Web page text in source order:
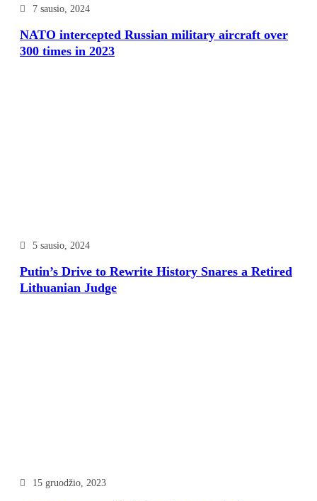
7 sausio, 2024
NATO intercepted Russian military aircraft over
300 times in 2023
5 sausio, 2024
Putin’s Drive to Rewrite History Snares a Retired
Lithuanian Judge
15 gruodžio, 2023